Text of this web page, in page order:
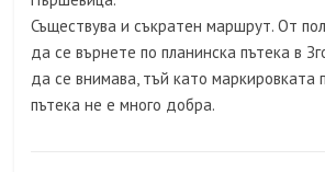
Съществува и съкратен маршрут. От
да се върнете по планинска пътека в
да се внимава, тъй като маркировката
пътека не е много добра.